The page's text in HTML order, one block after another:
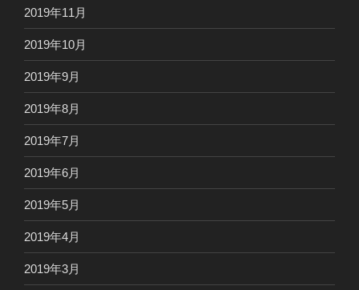
2019年11月
2019年10月
2019年9月
2019年8月
2019年7月
2019年6月
2019年5月
2019年4月
2019年3月